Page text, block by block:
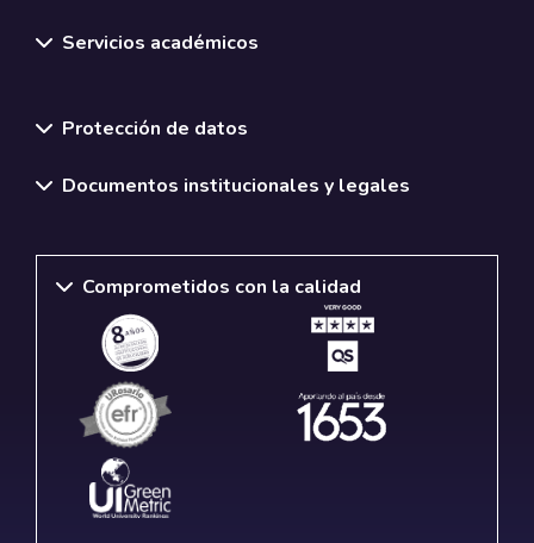
Servicios académicos
Protección de datos
Documentos institucionales y legales
Comprometidos con la calidad